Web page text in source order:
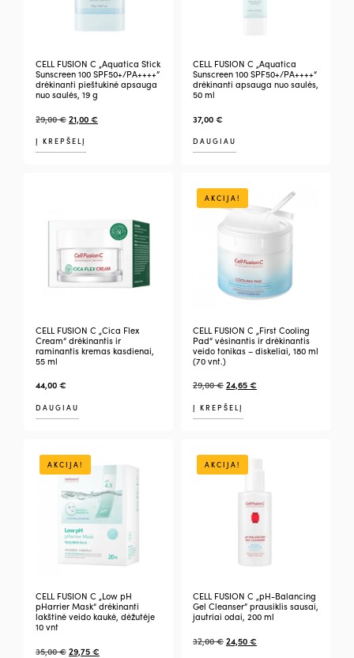
CELL FUSION C „Aquatica Stick
Sunscreen 100 SPF50+/PA++++”
drėkinanti pieštukinė apsauga
nuo saulės, 19 g
29,00€21,00€
Į KREPŠELĮ
CELL FUSION C „Aquatica
Sunscreen 100 SPF50+/PA++++“
drėkinanti apsauga nuo saulės,
50 ml
37,00€
DAUGIAU
CELL FUSION C „Cica Flex
Cream“ drėkinantis ir
raminantis kremas kasdienai,
55 ml
44,00€
DAUGIAU
AKCIJA!
CELL FUSION C „First Cooling
Pad“ vėsinantis ir drėkinantis
veido tonikas – diskeliai, 180 ml
(70 vnt.)
29,00€24,65€
Į KREPŠELĮ
AKCIJA!
CELL FUSION C „Low pH
pHarrier Mask“ drėkinanti
lakštinė veido kaukė, dėžutėje
10 vnt
35,00€29,75€
AKCIJA!
CELL FUSION C „pH-Balancing
Gel Cleanser” prausiklis sausai,
jautriai odai, 200 ml
32,00€24,50€